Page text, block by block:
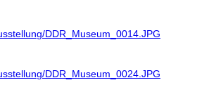
DDR_Museum_0014.JPG
DDR_Museum_0024.JPG